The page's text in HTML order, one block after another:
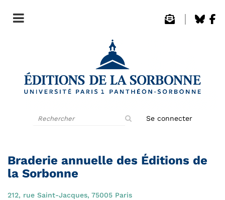
Se connecter
Braderie annuelle des Éditions de
la Sorbonne
212, rue Saint-Jacques, 75005 Paris